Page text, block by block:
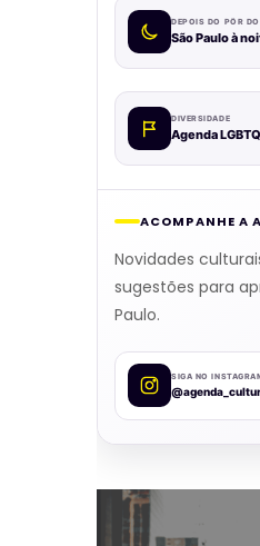
DEPOIS DO PÔR DO
São Paulo à
DIVERSIDADE
Agenda
ACOMPANHE A
Novidades
sugestões para
Paulo.
SIGA NO